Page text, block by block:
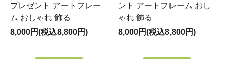
プレゼント アートフレー
ム おしゃれ 飾る
8,000円(税込8,800円)
ント アートフレーム おし
ゃれ 飾る
8,000円(税込8,800円)